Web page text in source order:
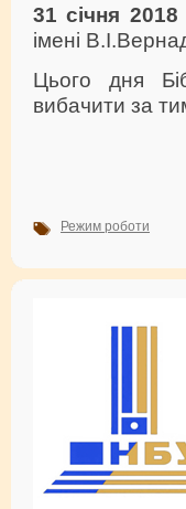
31 січня
імені
Цього дня
вибачити за
Режим роботи